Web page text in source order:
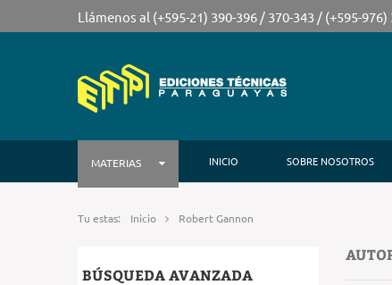
Llámenos al (+595-21) 390-396 / 370-343 / (+595-976)
MATERIAS INICIO SOBRE NOSOTROS
Tu estas: Inicio Robert Gannon
BÚSQUEDA AVANZADA